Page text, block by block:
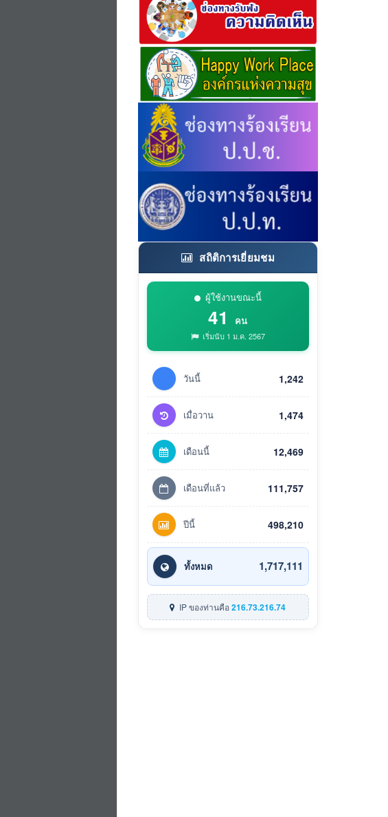
สถิติการเยี่ยมชม
ผู้ใช้งานขณะนี้
41 คน
เริ่มนับ 1 ม.ค. 2567
วันนี้ 1,242
เมื่อวาน 1,474
เดือนนี้ 12,469
เดือนที่แล้ว 111,757
ปีนี้ 498,210
ทั้งหมด 1,717,111
IP ของท่านคือ216.73.216.74